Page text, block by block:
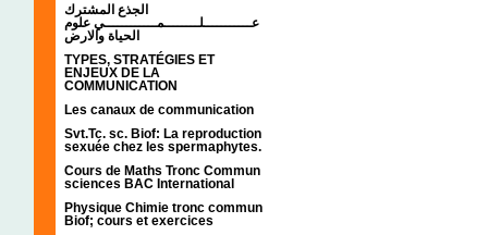
الجذع المشترك
عـــــــــــلــــــــمــــــــــــي علوم
الحياة والارض
TYPES, STRATÉGIES ET
ENJEUX DE LA
COMMUNICATION
Les canaux de communication
Svt.Tc. sc. Biof: La reproduction
sexuée chez les spermaphytes.
Cours de Maths Tronc Commun
sciences BAC International
Physique Chimie tronc commun
Biof; cours et exercices